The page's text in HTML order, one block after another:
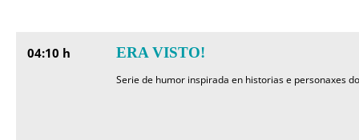
04:10 h ERA VISTO!
Serie de humor inspirada en historias e personaxes